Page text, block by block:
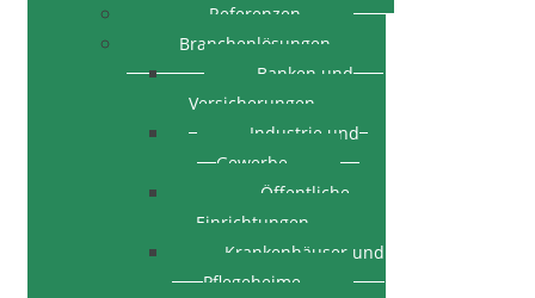
Referenzen
Branchenlösungen
Banken und
Versicherungen
Industrie und
Gewerbe
Öffentliche
Einrichtungen
Krankenhäuser und
Pflegeheime